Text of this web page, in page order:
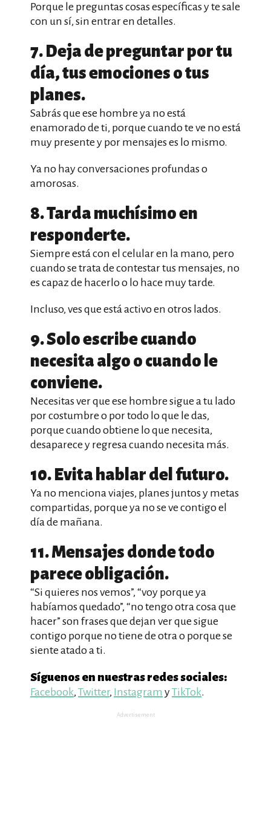
Porque le preguntas cosas específicas y te sale
con un sí, sin entrar en detalles.
7. Deja de preguntar por tu
día, tus emociones o tus
planes.
Sabrás que ese hombre ya no está
enamorado de ti, porque cuando te ve no está
muy presente y por mensajes es lo mismo.
Ya no hay conversaciones profundas o
amorosas.
8. Tarda muchísimo en
responderte.
Siempre está con el celular en la mano, pero
cuando se trata de contestar tus mensajes, no
es capaz de hacerlo o lo hace muy tarde.
Incluso, ves que está activo en otros lados.
9. Solo escribe cuando
necesita algo o cuando le
conviene.
Necesitas ver que ese hombre sigue a tu lado
por costumbre o por todo lo que le das,
porque cuando obtiene lo que necesita,
desaparece y regresa cuando necesita más.
10. Evita hablar del futuro.
Ya no menciona viajes, planes juntos y metas
compartidas, porque ya no se ve contigo el
día de mañana.
11. Mensajes donde todo
parece obligación.
“Si quieres nos vemos”, “voy porque ya
habíamos quedado”, “no tengo otra cosa que
hacer” son frases que dejan ver que sigue
contigo porque no tiene de otra o porque se
siente atado a ti.
Síguenos en nuestras redes sociales:
Facebook, Twitter, Instagram yTikTok.
Advertisement